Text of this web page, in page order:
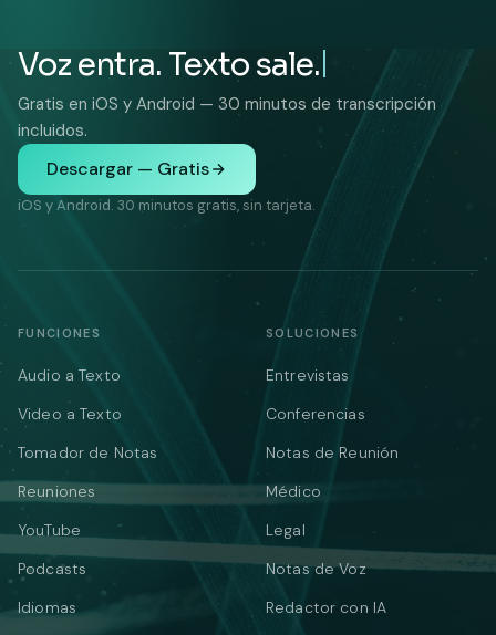
Voz entra. Texto sale.
Gratis en iOS y Android — 30 minutos de transcripción
incluidos.
Descargar — Gratis
iOS y Android. 30 minutos gratis, sin tarjeta.
FUNCIONES
Audio a Texto
Video a Texto
Tomador de Notas
Reuniones
YouTube
Podcasts
Idiomas
SOLUCIONES
Entrevistas
Conferencias
Notas de Reunión
Médico
Legal
Notas de Voz
Redactor con IA